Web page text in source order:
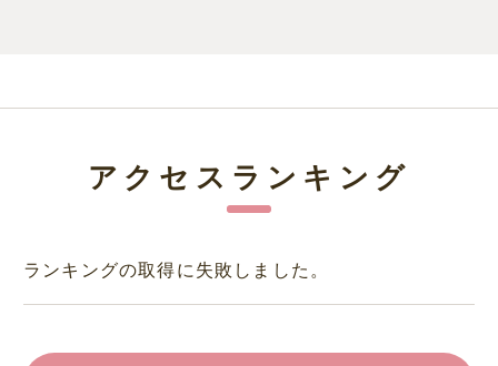
アクセスランキング
ランキングの取得に失敗しました。